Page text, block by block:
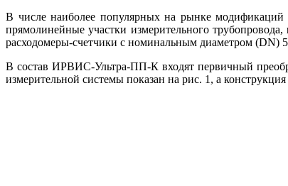
В числе наиболее популярных на рынке модификаций
прямолинейные участки измерительного трубопровода,
расходомеры-счетчики с номинальным диаметром (DN)
В состав ИРВИС-Ультра-ПП-К входят первичный
измерительной системы показан на рис. 1, а